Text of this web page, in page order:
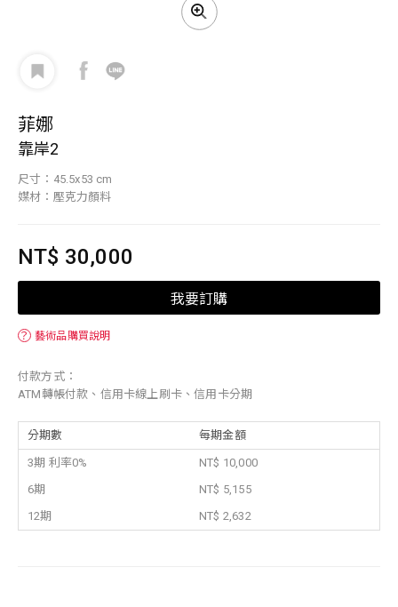
菲娜
靠岸2
尺寸：45.5x53 cm
媒材：壓克力顏料
NT$ 30,000
我要訂購
？ 藝術品購買說明
付款方式：
ATM轉帳付款、信用卡線上刷卡、信用卡分期
分期數 每期金額
3期 利率0%
NT$ 10,000
6期
NT$ 5,155
12期
NT$ 2,632